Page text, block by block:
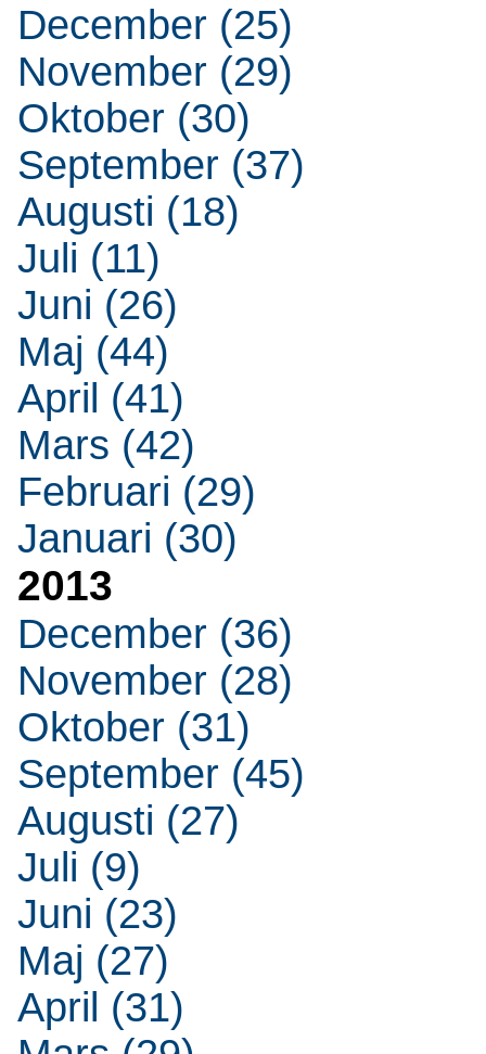
December (25)
November (29)
Oktober (30)
September (37)
Augusti (18)
Juli (11)
Juni (26)
Maj (44)
April (41)
Mars (42)
Februari (29)
Januari (30)
2013
December (36)
November (28)
Oktober (31)
September (45)
Augusti (27)
Juli (9)
Juni (23)
Maj (27)
April (31)